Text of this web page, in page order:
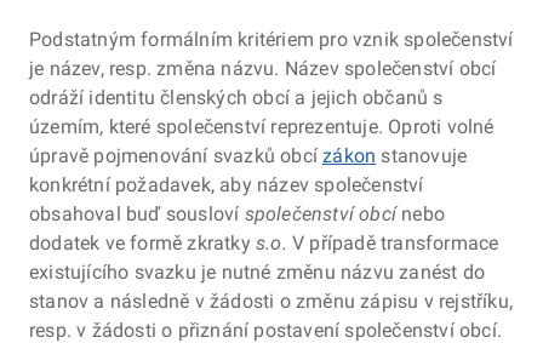
Přehled společenství
Návody a metodiky
Časté otázky
Dobrá praxe
Sdílený úředník
Dotace a výzvy
Podstatným formálním kritériem pro vznik společenství
je název, resp. změna názvu. Název společenství obcí
odráží identitu členských obcí a jejich občanů s
územím, které společenství reprezentuje. Oproti volné
úpravě pojmenování svazků obcízákon stanovuje
konkrétní požadavek, aby název společenství
obsahoval buď sousloví společenství obcínebo
dodatek ve formě zkratky s.o. V případě transformace
existujícího svazku je nutné změnu názvu zanést do
stanov a následně v žádosti o změnu zápisu v rejstříku,
resp. v žádosti o přiznání postavení společenství obcí.